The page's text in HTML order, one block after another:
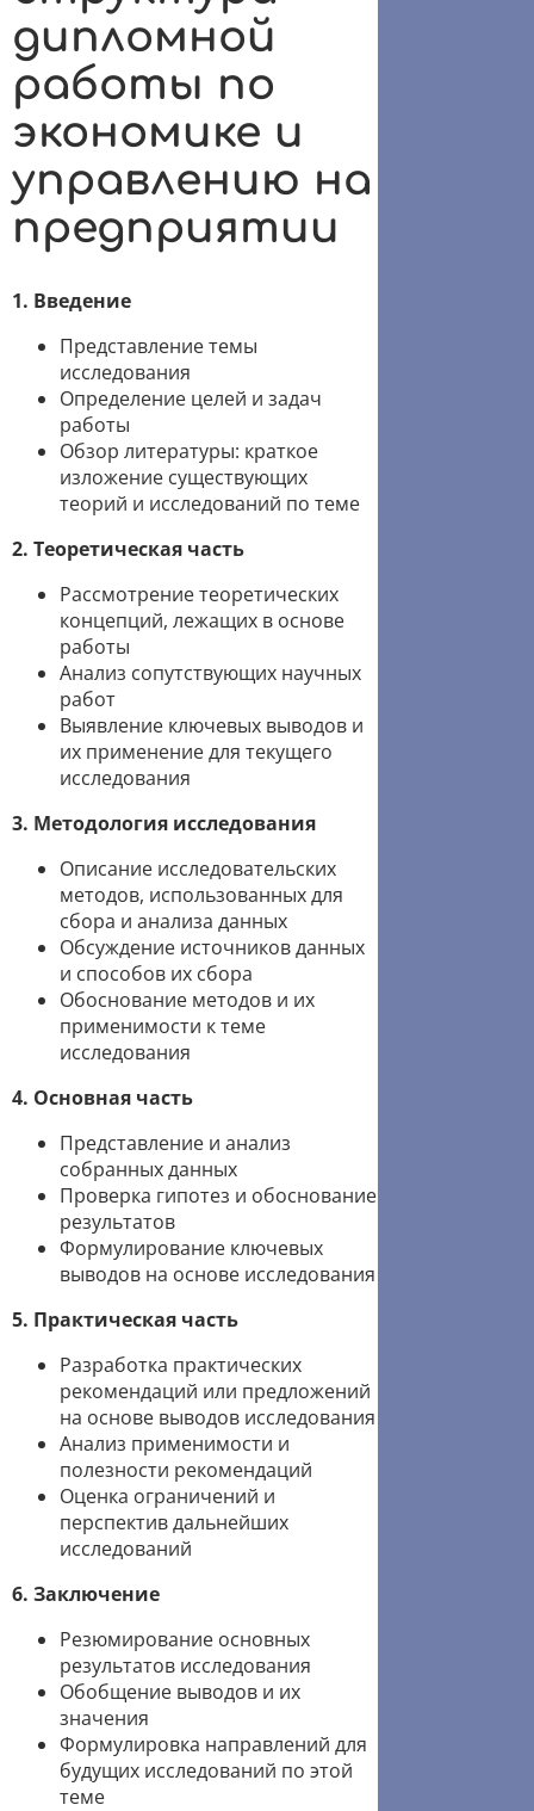
дипломной
работы по
экономике и
управлению на
предприятии
1. Введение
Представление темы
исследования
Определение целей и задач
работы
Обзор литературы: краткое
изложение существующих
теорий и исследований по теме
2. Теоретическая часть
Рассмотрение теоретических
концепций, лежащих в основе
работы
Анализ сопутствующих научных
работ
Выявление ключевых выводов и
их применение для текущего
исследования
3. Методология исследования
Описание исследовательских
методов, использованных для
сбора и анализа данных
Обсуждение источников данных
и способов их сбора
Обоснование методов и их
применимости к теме
исследования
4. Основная часть
Представление и анализ
собранных данных
Проверка гипотез и обоснование
результатов
Формулирование ключевых
выводов на основе исследования
5. Практическая часть
Разработка практических
рекомендаций или предложений
на основе выводов исследования
Анализ применимости и
полезности рекомендаций
Оценка ограничений и
перспектив дальнейших
исследований
6. Заключение
Резюмирование основных
результатов исследования
Обобщение выводов и их
значения
Формулировка направлений для
будущих исследований по этой
теме